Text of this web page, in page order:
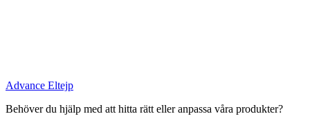
Advance Eltejp
Behöver du hjälp med att hitta rätt eller anpassa våra produkter?